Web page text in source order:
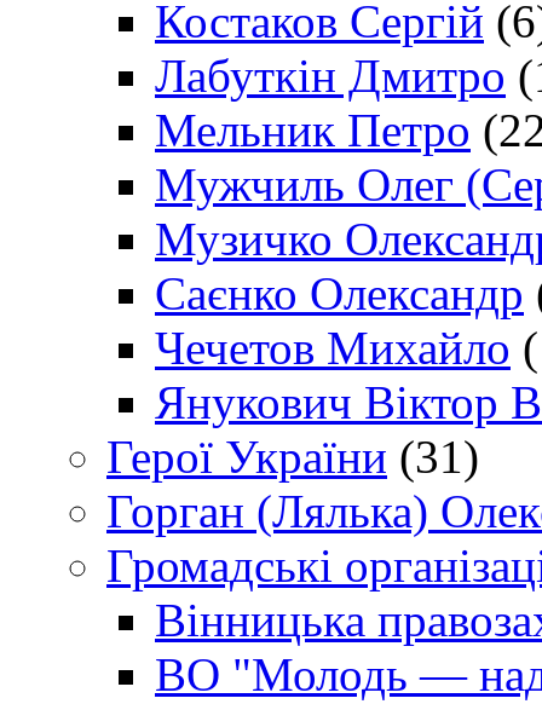
Костаков Сергій
Лабуткін Дмитро
Мельник Петро
Мужчиль Олег
Музичко
Саєнко Олександр
Чечетов Михайло
Янукович Віктор
Герої України (31)
Горган (Лялька)
Громадські
Вінницька
ВО "Молодь —